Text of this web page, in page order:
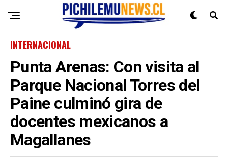
INTERNACIONAL
Punta Arenas: Con visita al
Parque Nacional Torres del
Paine culminó gira de
docentes mexicanos a
Magallanes